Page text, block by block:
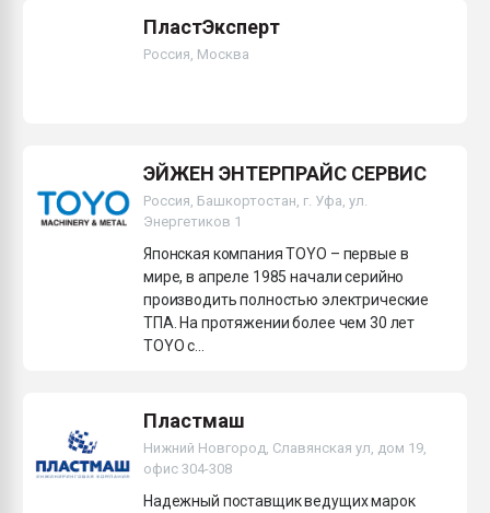
ПластЭксперт
Россия, Москва
ЭЙЖЕН ЭНТЕРПРАЙС СЕРВИС
Россия, Башкортостан, г. Уфа, ул.
Энергетиков 1
Японская компания TOYO – первые в
мире, в апреле 1985 начали серийно
производить полностью электрические
ТПА. На протяжении более чем 30 лет
TOYO с...
Пластмаш
Нижний Новгород, Славянская ул, дом 19,
офис 304-308
Надежный поставщик ведущих марок